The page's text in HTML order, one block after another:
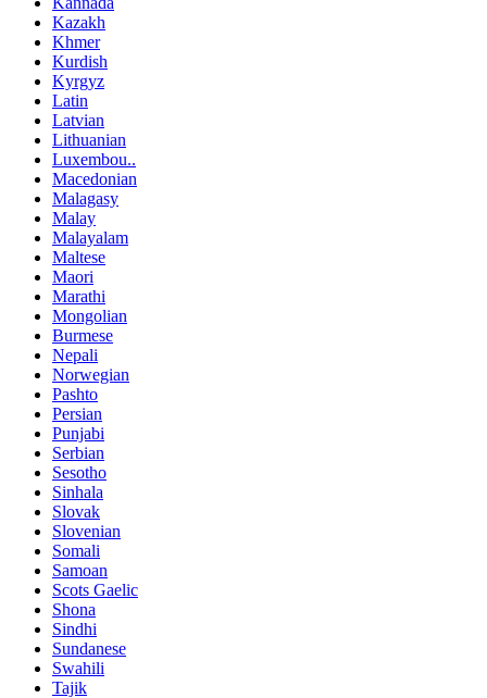
Kazakh
Khmer
Kurdish
Kyrgyz
Latin
Latvian
Lithuanian
Luxembou..
Macedonian
Malagasy
Malay
Malayalam
Maltese
Maori
Marathi
Mongolian
Burmese
Nepali
Norwegian
Pashto
Persian
Punjabi
Serbian
Sesotho
Sinhala
Slovak
Slovenian
Somali
Samoan
Scots Gaelic
Shona
Sindhi
Sundanese
Swahili
Tajik